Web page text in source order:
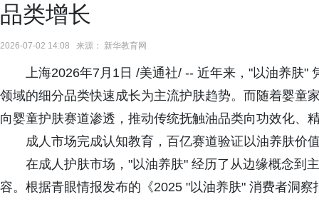
品类增长
2026-07-02 14:08 来源： 新华教育网
上海2026年7月1日 /美通社/ -- 近年来，"以油养肤"
领域的细分品类快速成长为主流护肤趋势。而随着婴童
向婴童护肤赛道渗透，推动传统抚触油品类向功效化、
成人市场完成认知教育，百亿赛道验证以油养肤价
在成人护肤市场，"以油养肤" 经历了从边缘概念到
容。根据青眼情报发布的《2025 "以油养肤" 消费者洞